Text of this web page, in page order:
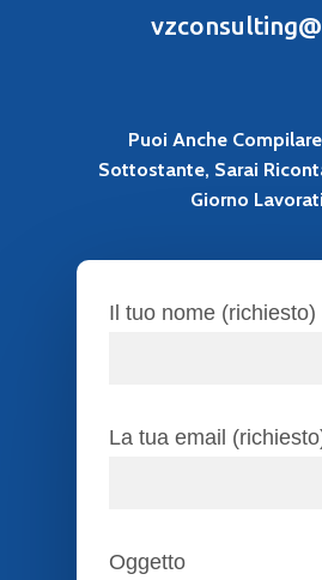
Puoi Anche
Sottostante, Sarai
Giorno
Il tuo nome (richiesto)
La tua email
Oggetto